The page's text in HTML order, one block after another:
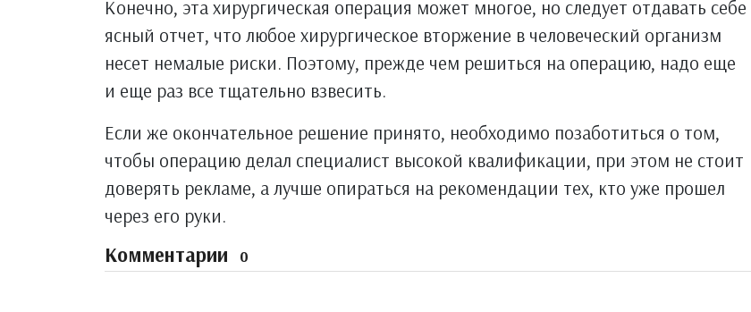
Конечно, эта хирургическая операция может многое, но следует отдавать себе
ясный отчет, что любое хирургическое вторжение в человеческий организм
несет немалые риски. Поэтому, прежде чем решиться на операцию, надо еще
и еще раз все тщательно взвесить.
Если же окончательное решение принято, необходимо позаботиться о том,
чтобы операцию делал специалист высокой квалификации, при этом не стоит
доверять рекламе, а лучше опираться на рекомендации тех, кто уже прошел
через его руки.
Комментарии 0